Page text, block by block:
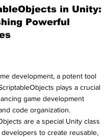
in Unity:
Powerful
development, a potent tool
plays a crucial
game development
code organization.
are a special Unity class
to create reusable,